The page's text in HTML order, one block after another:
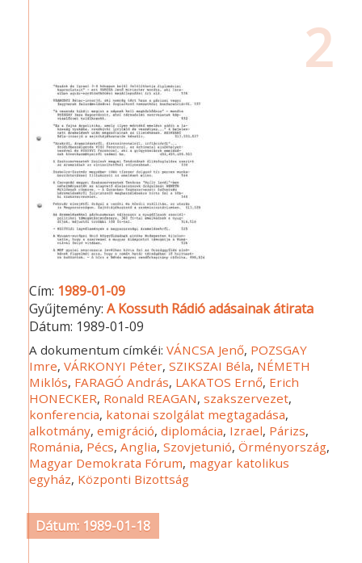
2
Cím: 1989-01-09
Gyűjtemény:A Kossuth Rádió adásainak átirata
Dátum: 1989-01-09
A dokumentum címkéi:VÁNCSA Jenő, POZSGAY
Imre,VÁRKONYI Péter,SZIKSZAI Béla, NÉMETH
Miklós, FARAGÓ András, LAKATOS Ernő, Erich
HONECKER, Ronald REAGAN,szakszervezet,
konferencia, katonai szolgálat megtagadása,
alkotmány,emigráció,diplomácia, Izrael, Párizs,
Románia, Pécs,Anglia,Szovjetunió,Örményország,
Magyar Demokrata Fórum, magyar katolikus
egyház, Központi Bizottság
Dátum: 1989-01-18